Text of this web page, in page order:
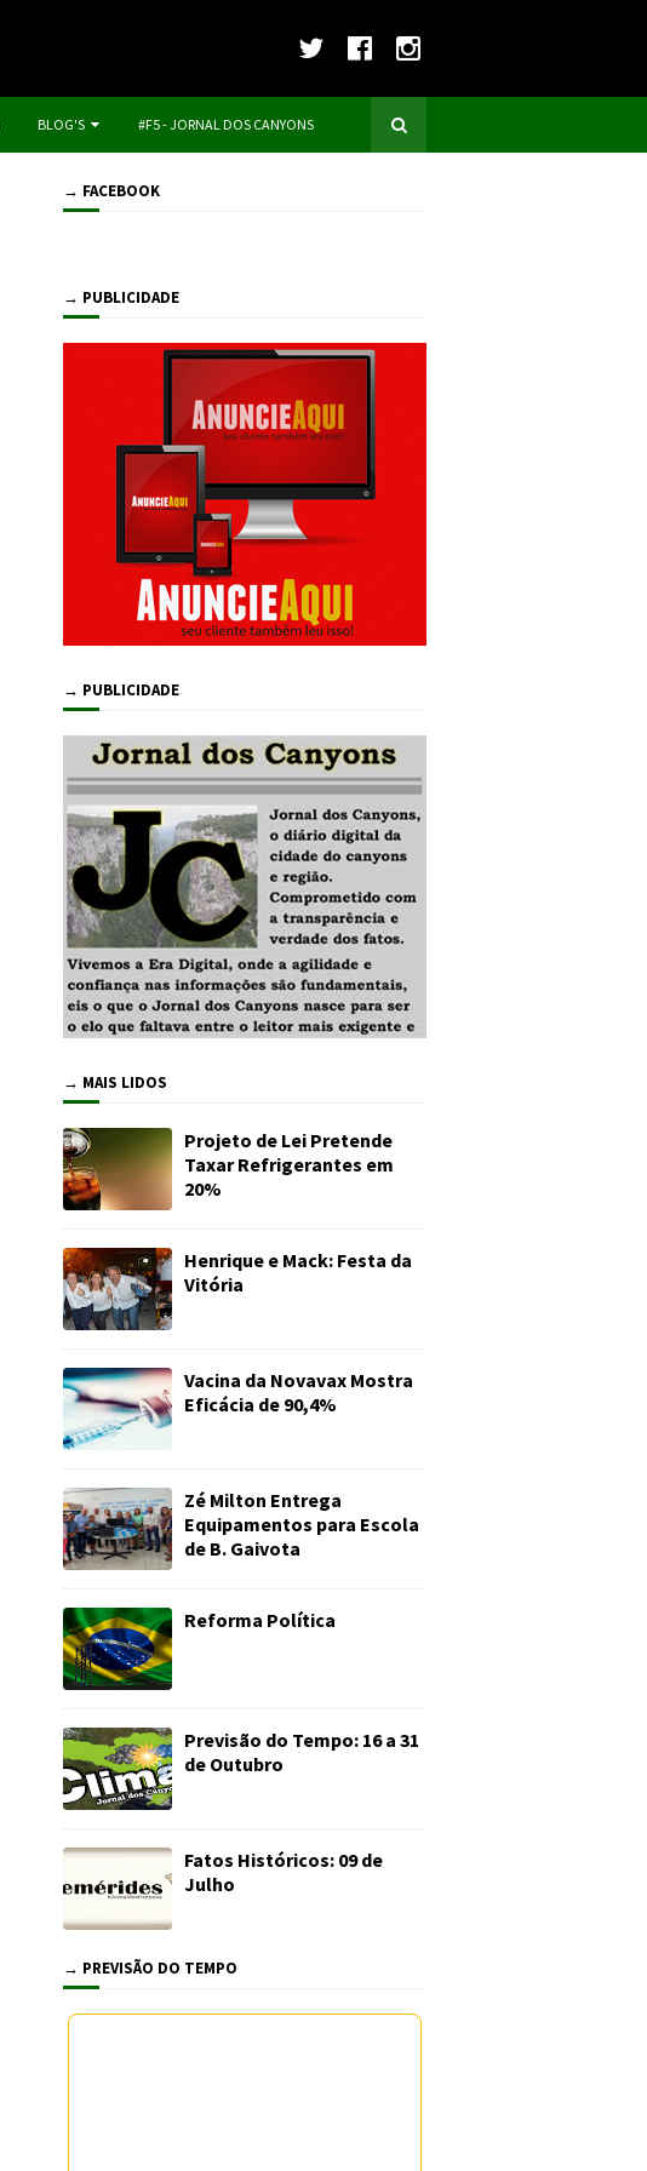
BLOG'S #F5 - JORNAL DOS CANYONS
→ FACEBOOK
→ PUBLICIDADE
→ PUBLICIDADE
→ MAIS LIDOS
Projeto de Lei Pretende
Taxar Refrigerantes em
20%
Henrique e Mack: Festa da
Vitória
Vacina da Novavax Mostra
Eficácia de 90,4%
Zé Milton Entrega
Equipamentos para Escola
de B. Gaivota
Reforma Política
Previsão do Tempo: 16 a 31
de Outubro
Fatos Históricos: 09 de
Julho
→ PREVISÃO DO TEMPO